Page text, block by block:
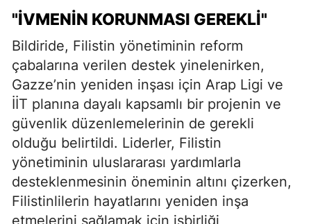
"İVMENIN KORUNMASI GEREKLI"
Bildiride, Filistin yönetiminin reform
çabalarına verilen destek yinelenirken,
Gazze’nin yeniden inşası için Arap Ligi ve
İİT planına dayalı kapsamlı bir projenin ve
güvenlik düzenlemelerinin de gerekli
olduğu belirtildi. Liderler, Filistin
yönetiminin uluslararası yardımlarla
desteklenmesinin öneminin altını çizerken,
Filistinlilerin hayatlarını yeniden inşa
etmelerini sağlamak için işbirliği